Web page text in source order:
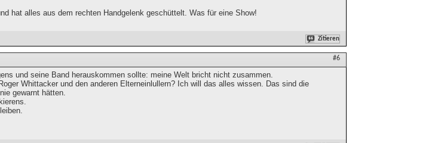
hat alles aus dem rechten Handgelenk geschüttelt. Was für eine Show!
Zitieren
#6
und seine Band herauskommen sollte: meine Welt bricht nicht zusammen.
Whittacker und den anderen Elterneinlullern? Ich will das alles wissen. Das sind die
gewarnt hätten.